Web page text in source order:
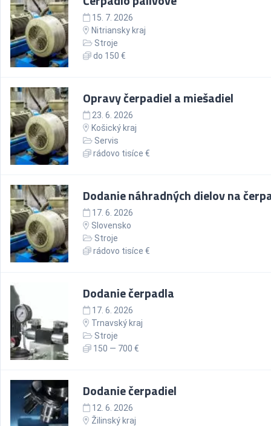
15. 7. 2026
Nitriansky kraj
Stroje
do 150 €
Opravy čerpadiel a miešadiel
23. 6. 2026
Košický kraj
Servis
rádovo tisíce €
Dodanie náhradných dielov na
17. 6. 2026
Slovensko
Stroje
rádovo tisíce €
Dodanie čerpadla
17. 6. 2026
Trnavský kraj
Stroje
150 — 700 €
Dodanie čerpadiel
12. 6. 2026
Žilinský kraj